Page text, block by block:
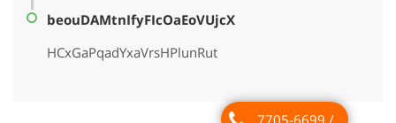
beouDAMtnIfyFIcOaEoVUjcX
HCxGaPqadYxaVrsHPlunRut
7705-6699 /